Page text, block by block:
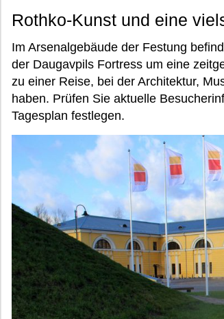
Rothko-Kunst und eine
Im Arsenalgebäude der Festung
der Daugavpils Fortress um eine
zu einer Reise, bei der Architektur,
haben. Prüfen Sie aktuelle
Tagesplan festlegen.